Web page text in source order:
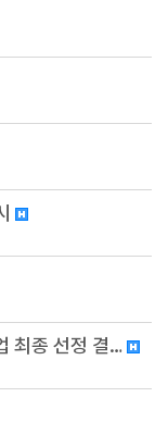
최종 선정 결…